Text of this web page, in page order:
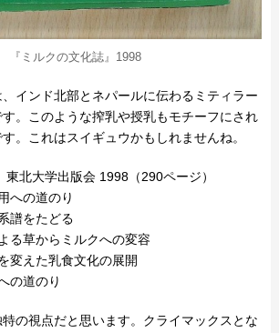
『ミルクの文化誌』1998
インド北部とネパールに伝わるミティラー
。このような搾乳や授乳もモチーフにされ
。これはスイギュウかもしれませんね。
東北大学出版会 1998（290ページ）
への道のり
譜をたどる
草からミルクへの変容
えた乳食文化の展開
の道のり
の視点だと思います。クライマックスとな